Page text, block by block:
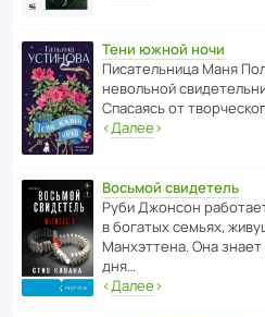
Тени южной ночи
Писа­тель­ница Маня
невольной
Спасаясь от
‹Далее›
Восьмой свидетель
Руби Джонсон
в богатых семьях,
Манх­эт­тена. Она
дня…
‹Далее›